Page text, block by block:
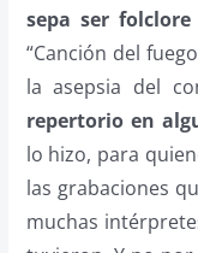
sepa ser
“Canción del
la asepsia del
repertorio en
lo hizo, para
las grabaciones
muchas